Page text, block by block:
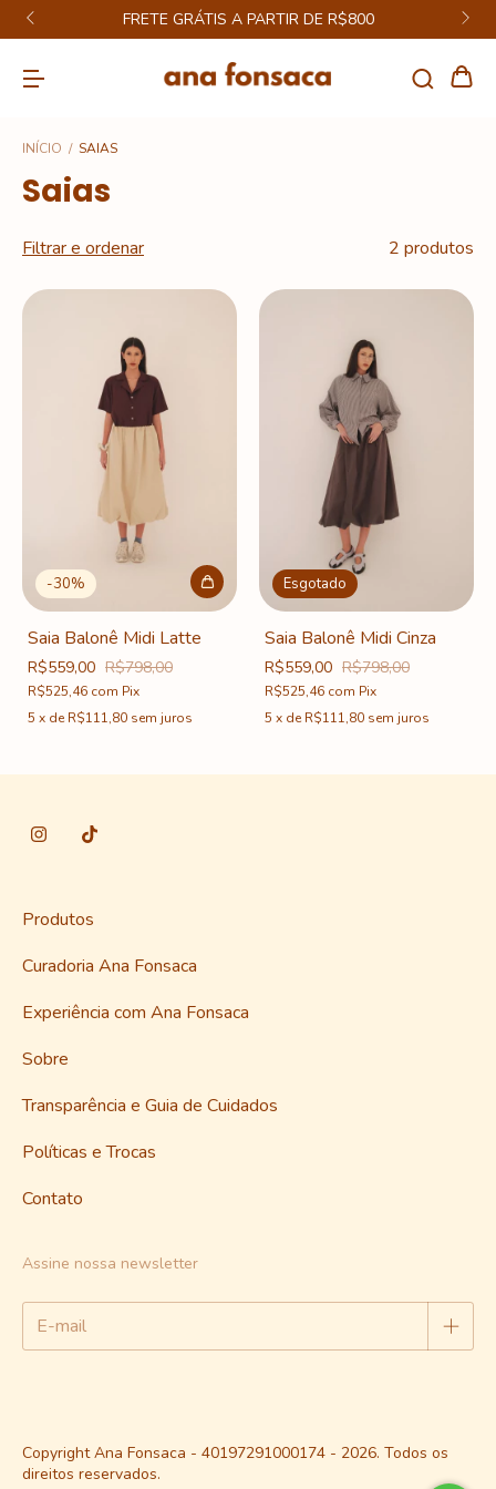
FRETE GRÁTIS A PARTIR DE R$800
INÍCIO / SAIAS
Saias
Filtrar e ordenar 2 produtos
-30%
Saia Balonê Midi Latte
R$559,00 R$798,00
R$525,46 com Pix
5 x deR$111,80 sem juros
Esgotado
Saia Balonê Midi Cinza
R$559,00 R$798,00
R$525,46 com Pix
5 x deR$111,80 sem juros
Produtos
Curadoria Ana Fonsaca
Experiência com Ana Fonsaca
Sobre
Transparência e Guia de Cuidados
Políticas e Trocas
Contato
Assine nossa newsletter
Copyright Ana Fonsaca - 40197291000174 - 2026. Todos os
direitos reservados.